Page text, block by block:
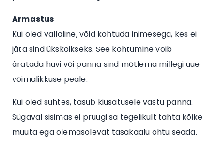
Armastus
Kui oled vallaline, võid kohtuda inimesega, kes ei
jäta sind ükskõikseks. See kohtumine võib
äratada huvi või panna sind mõtlema millegi uue
võimalikkuse peale.
Kui oled suhtes, tasub kiusatusele vastu panna.
Sügaval sisimas ei pruugi sa tegelikult tahta kõike
muuta ega olemasolevat tasakaalu ohtu seada.